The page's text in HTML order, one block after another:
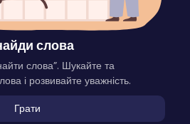
слова
слова”. Шукайте та
і розвивайте уважність.
Грати